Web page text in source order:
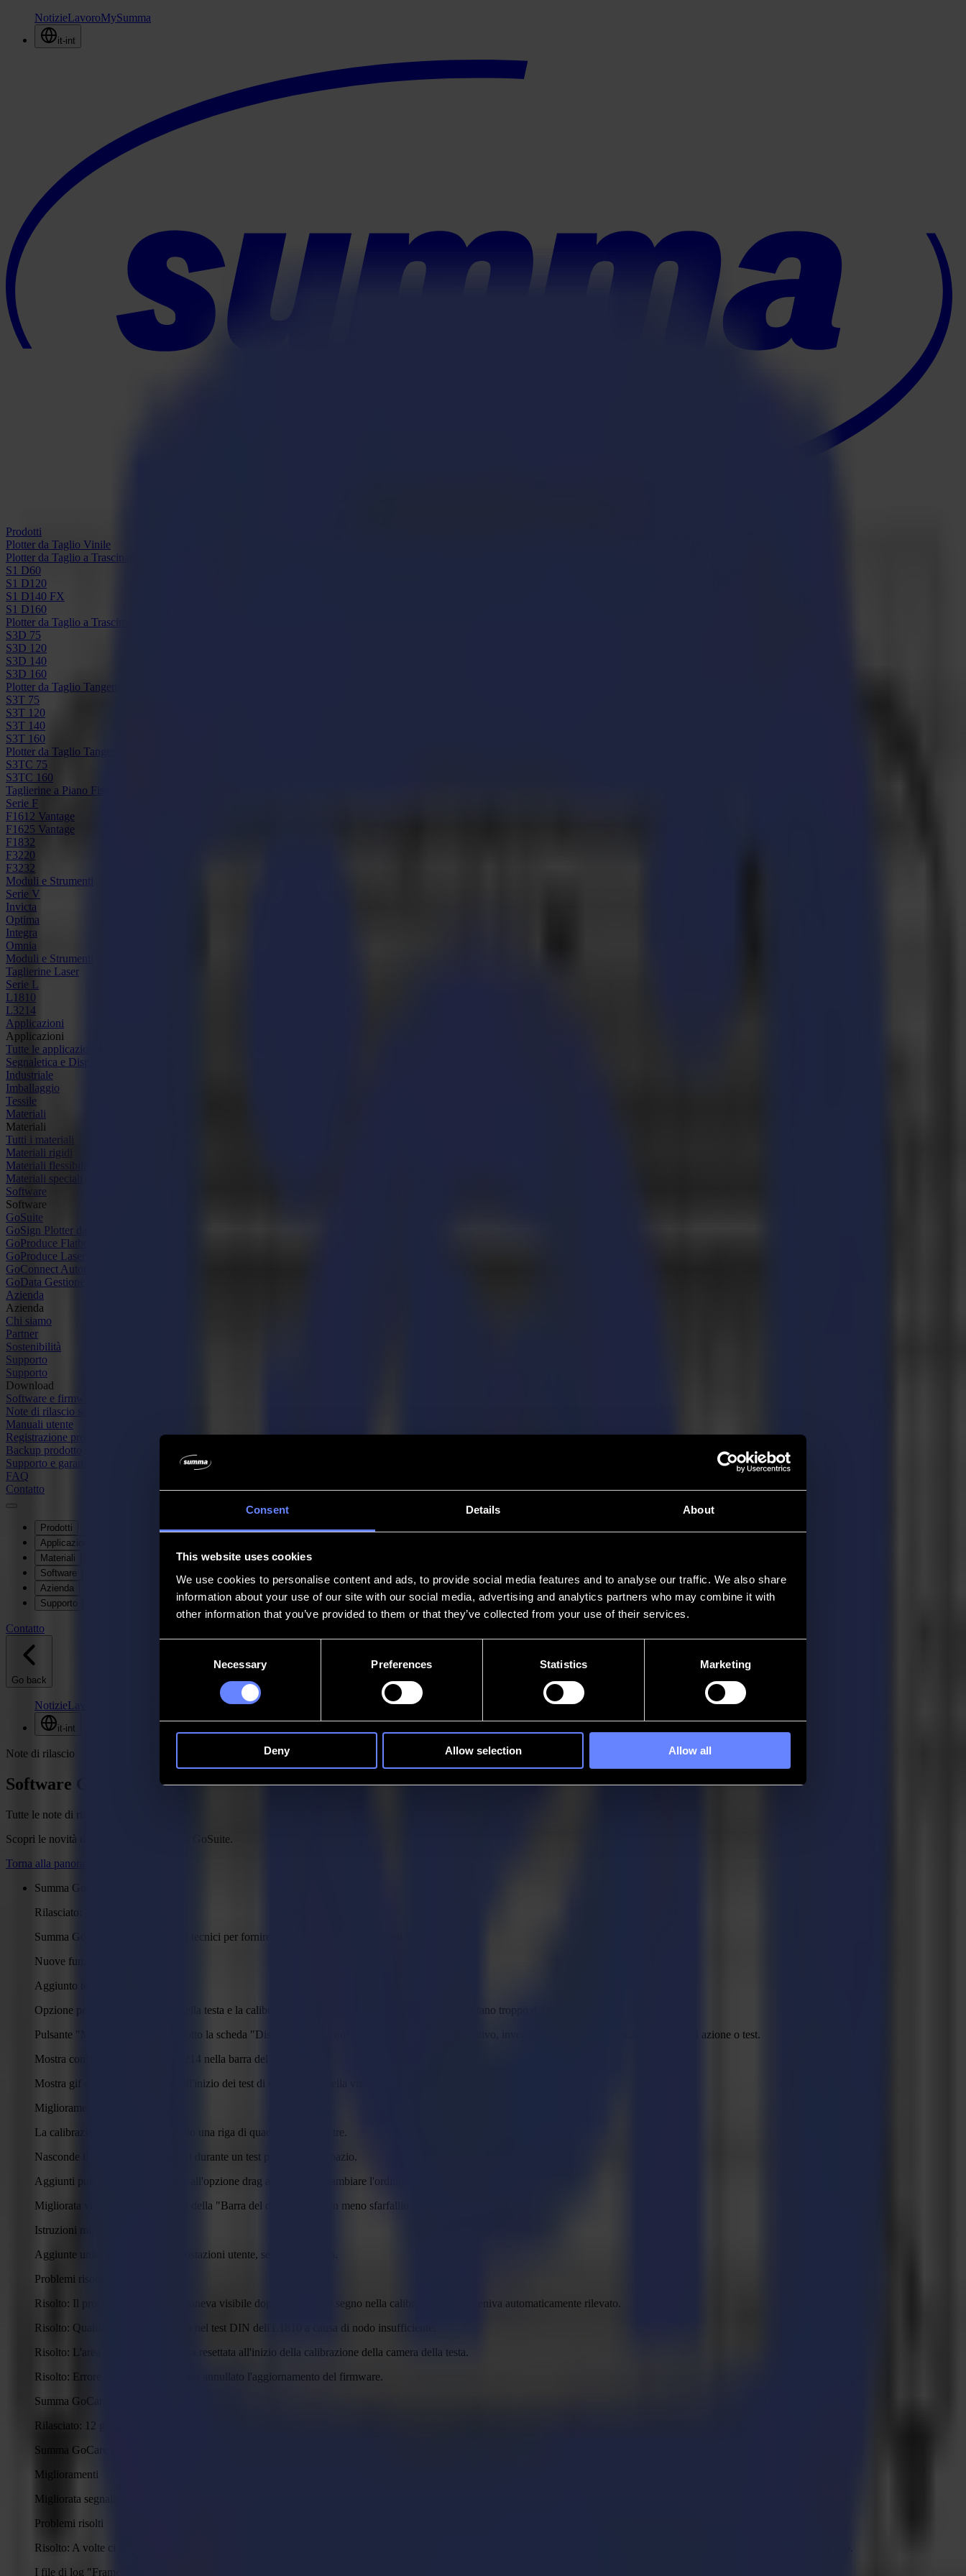
Consent Details About
This website uses cookies
We use cookies to personalise content and ads, to provide social media features and to analyse our traffic. We also share
information about your use of our site with our social media, advertising and analytics partners who may combine it with
other information that you’ve provided to them or that they’ve collected from your use of their services.
Necessary Preferences Statistics Marketing
Deny Allow selection Allow all
NotizieLavoroMySumma
it-int
Prodotti
Plotter da Taglio Vinile
Plotter da Taglio a Trascinamento S1D
S1 D60
S1 D120
S1 D140 FX
S1 D160
Plotter da Taglio a Trascinamento S3D
S3D 75
S3D 120
S3D 140
S3D 160
Plotter da Taglio Tangenziali S3T
S3T 75
S3T 120
S3T 140
S3T 160
Plotter da Taglio Tangenziali con Telecamera S3TC
S3TC 75
S3TC 160
Taglierine a Piano Fisso
Serie F
F1612 Vantage
F1625 Vantage
F1832
F3220
F3232
Moduli e Strumenti
Serie V
Invicta
Optima
Integra
Omnia
Moduli e Strumenti
Taglierine Laser
Serie L
L1810
L3214
Applicazioni
Applicazioni
Tutte le applicazioni
Segnaletica e Display
Industriale
Imballaggio
Tessile
Materiali
Materiali
Tutti i materiali
Materiali rigidi
Materiali flessibili
Materiali speciali
Software
Software
GoSuite
GoSign Plotter da Taglio
GoProduce Flatbed
GoProduce Laser
GoConnect Automazione
GoData Gestione
Azienda
Azienda
Chi siamo
Partner
Sostenibilità
Supporto
Supporto
Download
Software e firmware
Note di rilascio software
Manuali utente
Registrazione prodotto
Backup prodotto
Supporto e garanzia Serie V
FAQ
Contatto
Prodotti
Applicazioni
Materiali
Software
Azienda
Supporto
Contatto
Go back
NotizieLavoro
it-int
Note di rilascio
Software GoCare
Tutte le note di rilascio
Scopri le novità del tuo software Summa GoSuite.
Torna alla panoramica
Summa GoCare - Versione 2.3
Rilasciato: 10 febbraio 2026
Summa GoCare è sviluppato per i tecnici per fornire supporto tecnico sui prodotti Summa.
Nuove funzionalità
Aggiunto test di ortogonalità.
Opzione per resettare la camera della testa e la calibrazione XY se i valori di calibrazione si discostano troppo dai valori teorici.
Pulsante "Modifica" dispositivo sotto la scheda "Dispositivi" per configurare e impostare il dispositivo, invece di rilevarlo automaticamente ad ogni azione o test.
Mostra contatori di durata per L3214 nella barra del dispositivo.
Mostra gif di rotazione schermo all'inizio dei test di calibrazione della visione.
Miglioramenti
La calibrazione pixel ora taglia solo una riga di quadrati invece di tre.
Nasconde il docker con i set di test durante un test per avere più spazio.
Aggiunti pulsanti di scambio oltre all'opzione drag and drop per cambiare l'ordine delle camere di visione.
Migliorata visibilità e disponibilità della "Barra del dispositivo" con meno sfarfallio.
Istruzioni migliorate.
Aggiunte unità mancanti alle impostazioni utente, servizio e durata.
Problemi risolti
Risolto: Il profilo della camera rimaneva visibile dopo che l'ultimo segno nella calibrazione pixel veniva automaticamente rilevato.
Risolto: Qualità scadente osservata nel test DIN dell'L1810 a causa di nodo insufficiente.
Risolto: L'area supporto non veniva resettata all'inizio della calibrazione della camera della testa.
Risolto: Errore imprevisto dopo aver annullato l'aggiornamento del firmware.
Summa GoCare - Versione 2.2.1
Rilasciato: 12 giugno 2025
Summa GoCare è sviluppato per i tecnici per fornire supporto tecnico sui prodotti Summa.
Miglioramenti
Migliorata segnalazione errori sulla quantità ricevuta e unita di fotogrammi dalla camera di visione.
Problemi risolti
Risolto: A volte ci sono meno righe di fotogrammi uniti di quanti ne siano stati ricevuti dalla camera di visione, causando potenzialmente errori nella rilevazione e precisione di taglio.
I file di log "FrameNumbers" della camera di visione non contengono il numero seriale corretto delle singole camere.